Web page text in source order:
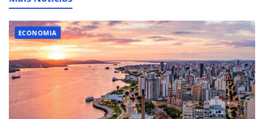
ECONOMIA